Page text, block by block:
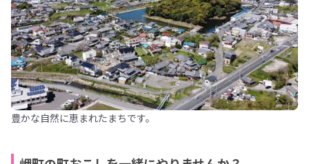
豊かな自然に恵まれたまちです。